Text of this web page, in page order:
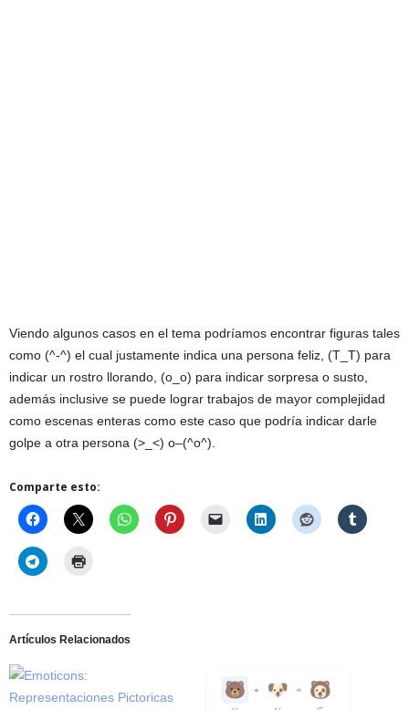
Viendo algunos casos en el tema podríamos encontrar figuras tales
como (^-^) el cual justamente indica una persona feliz, (T_T) para
indicar un rostro llorando, (o_o) para indicar sorpresa o susto,
además inclusive se puede lograr trabajos de mayor complejidad
como escenas enteras como este caso que podría indicar darle
golpe a otra persona (>_<) o–(^o^).
Comparte esto:
Artículos Relacionados